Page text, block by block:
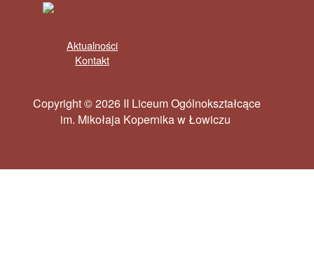
Aktualności
Kontakt
Copyright © 2026 II Liceum Ogólnokształcące
im. Mikołaja Kopernika w Łowiczu